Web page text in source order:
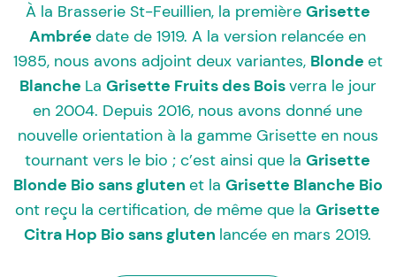
À la Brasserie St-Feuillien, la première Grisette
Ambréedate de 1919. A la version relancée en
1985, nous avons adjoint deux variantes, Blonde et
Blanche La Grisette Fruits des Boisverra le jour
en 2004. Depuis 2016, nous avons donné une
nouvelle orientation à la gamme Grisette en nous
tournant vers le bio ; c’est ainsi que laGrisette
Blonde Bio sans gluten et la Grisette Blanche Bio
ont reçu la certification, de même que laGrisette
Citra Hop Bio sans gluten lancée en mars 2019.